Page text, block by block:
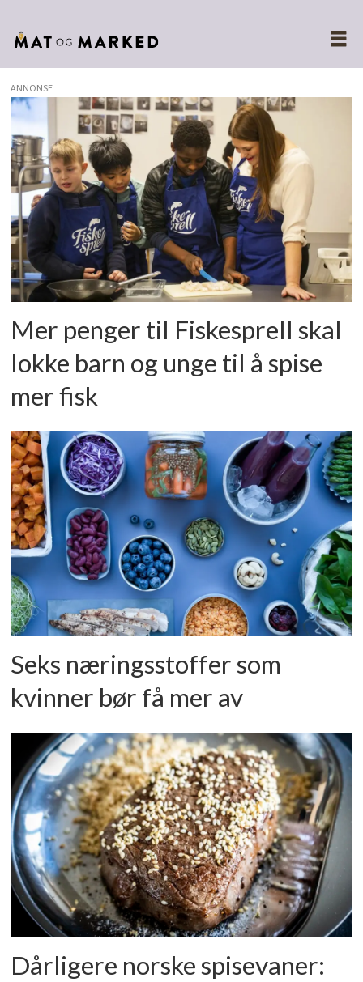
Tags:
ernæringsråd
ANNONSE
Mer penger til Fiskesprell skal
lokke barn og unge til å spise
mer fisk
Seks næringsstoffer som
kvinner bør få mer av
Dårligere norske spisevaner: